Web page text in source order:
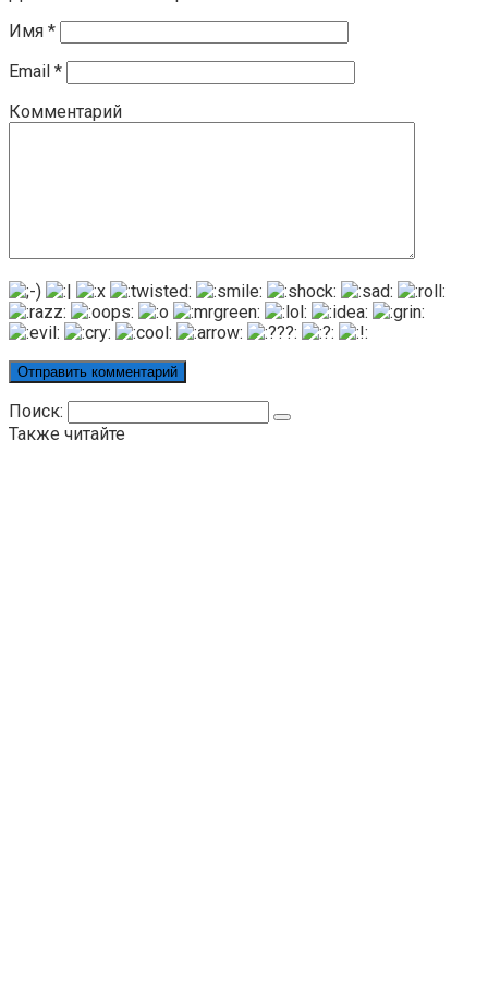
Имя *
Email *
Комментарий
Поиск:
Также читайте